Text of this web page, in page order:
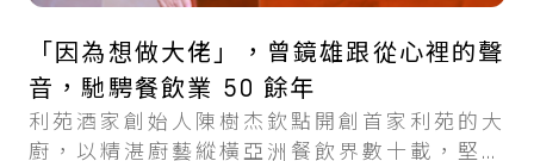
「因為想做大佬」，曾鏡雄跟從心裡的聲
音，馳騁餐飲業 50 餘年
利苑酒家創始人陳樹杰欽點開創首家利苑的大
廚，以精湛廚藝縱橫亞洲餐飲界數十載，堅守